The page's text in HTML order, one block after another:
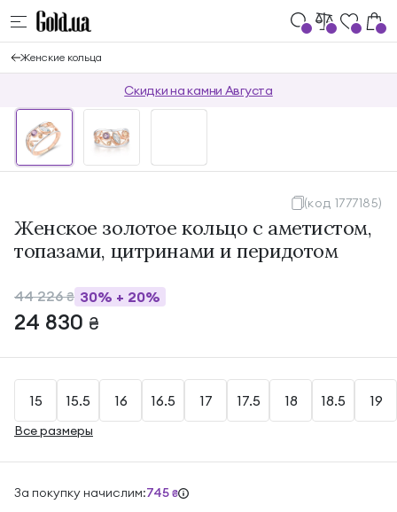
Женские кольца
Скидки на камни Августа
(код 1777185)
Женское золотое кольцо с аметистом,
топазами, цитринами и перидотом
44 226₴ 30% + 20%
24 830 ₴
15 15.5 16 16.5 17 17.5 18 18.5 19
Все размеры
За покупку начислим:745 ₴